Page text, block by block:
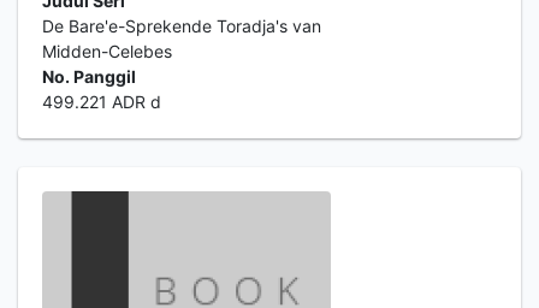
De Bare'e-Sprekende Toradja's van
Midden-Celebes
No. Panggil
499.221 ADR d